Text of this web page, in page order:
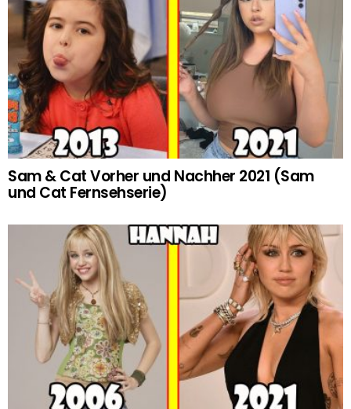
Sam & Cat Vorher und Nachher 2021 (Sam
und Cat Fernsehserie)